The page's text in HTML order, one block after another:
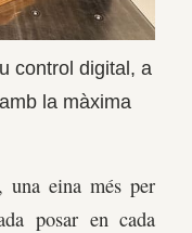
control digital, a
la màxima
una eina més per
posar en cada